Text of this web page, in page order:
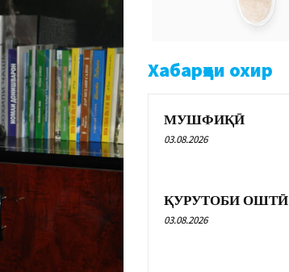
Хабарҳои охир
МУШФИҚӢ
03.08.2026
ҚУРУТОБИ ОШТӢ
03.08.2026